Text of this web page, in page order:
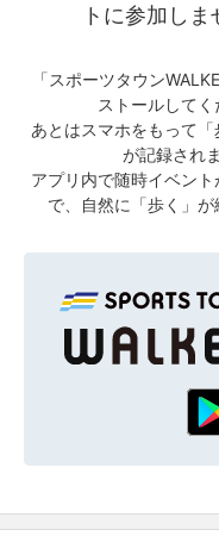
トに参加しま
「スポーツタウン
ストールしてく
あとはスマホをもって
が記録されま
アプリ内で随時イベン
で、自然に「歩く」が